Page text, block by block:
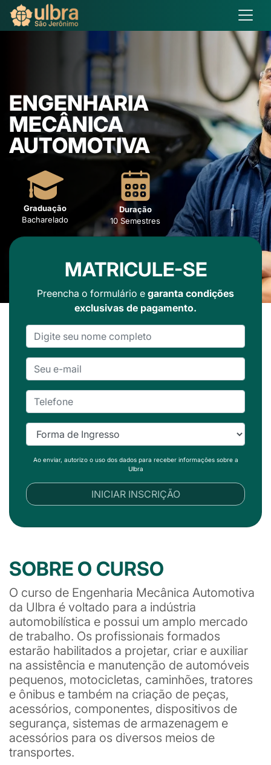
ENGENHARIA
MECÂNICA
AUTOMOTIVA
Graduação
Bacharelado
Duração
10 Semestres
MATRICULE-SE
Preencha o formulário e garanta condições
exclusivas de pagamento.
Ao enviar, autorizo o uso dos dados para receber informações sobre a
Ulbra
INICIAR INSCRIÇÃO
SOBRE O CURSO
O curso de Engenharia Mecânica Automotiva
da Ulbra é voltado para a indústria
automobilística e possui um amplo mercado
de trabalho. Os profissionais formados
estarão habilitados a projetar, criar e auxiliar
na assistência e manutenção de automóveis
pequenos, motocicletas, caminhões, tratores
e ônibus e também na criação de peças,
acessórios, componentes, dispositivos de
segurança, sistemas de armazenagem e
acessórios para os diversos meios de
transportes.